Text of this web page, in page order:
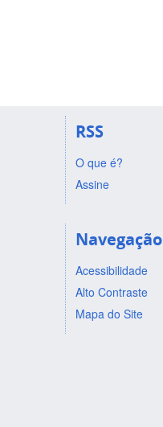
RSS
O que é?
Assine
Navegação
Acessibilidade
Alto Contraste
Mapa do Site